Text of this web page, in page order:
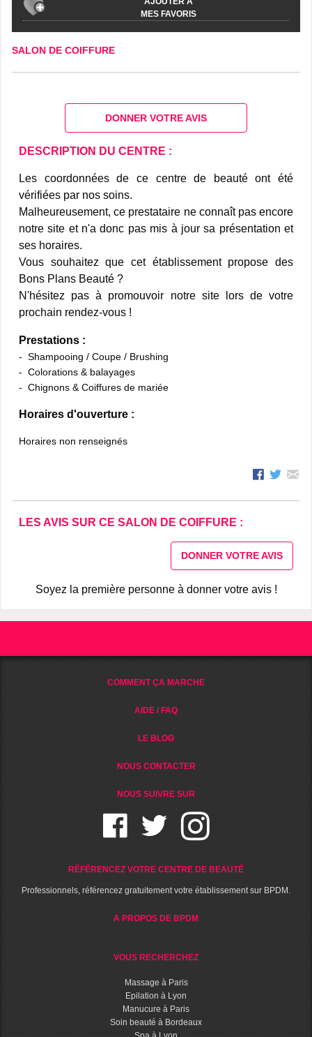
MES FAVORIS
SALON DE COIFFURE
DONNER VOTRE AVIS
DESCRIPTION DU CENTRE :
Les coordonnées de ce centre de beauté ont été
vérifiées par nos soins.
Malheureusement, ce prestataire ne connaît pas encore
notre site et n'a donc pas mis à jour sa présentation et
ses horaires.
Vous souhaitez que cet établissement propose des
Bons Plans Beauté ?
N'hésitez pas à promouvoir notre site lors de votre
prochain rendez-vous !
Prestations :
Shampooing / Coupe / Brushing
Colorations & balayages
Chignons & Coiffures de mariée
Horaires d'ouverture :
Horaires non renseignés
LES AVIS SUR CE SALON DE COIFFURE :
DONNER VOTRE AVIS
Soyez la première personne à donner votre avis !
COMMENT ÇA MARCHE
AIDE / FAQ
LE BLOG
NOUS CONTACTER
NOUS SUIVRE SUR
RÉFÉRENCEZ VOTRE CENTRE DE BEAUTÉ
Professionnels, référencez gratuitement votre établissement sur BPDM.
A PROPOS DE BPDM
VOUS RECHERCHEZ
Massage à Paris
Epilation à Lyon
Manucure à Paris
Soin beauté à Bordeaux